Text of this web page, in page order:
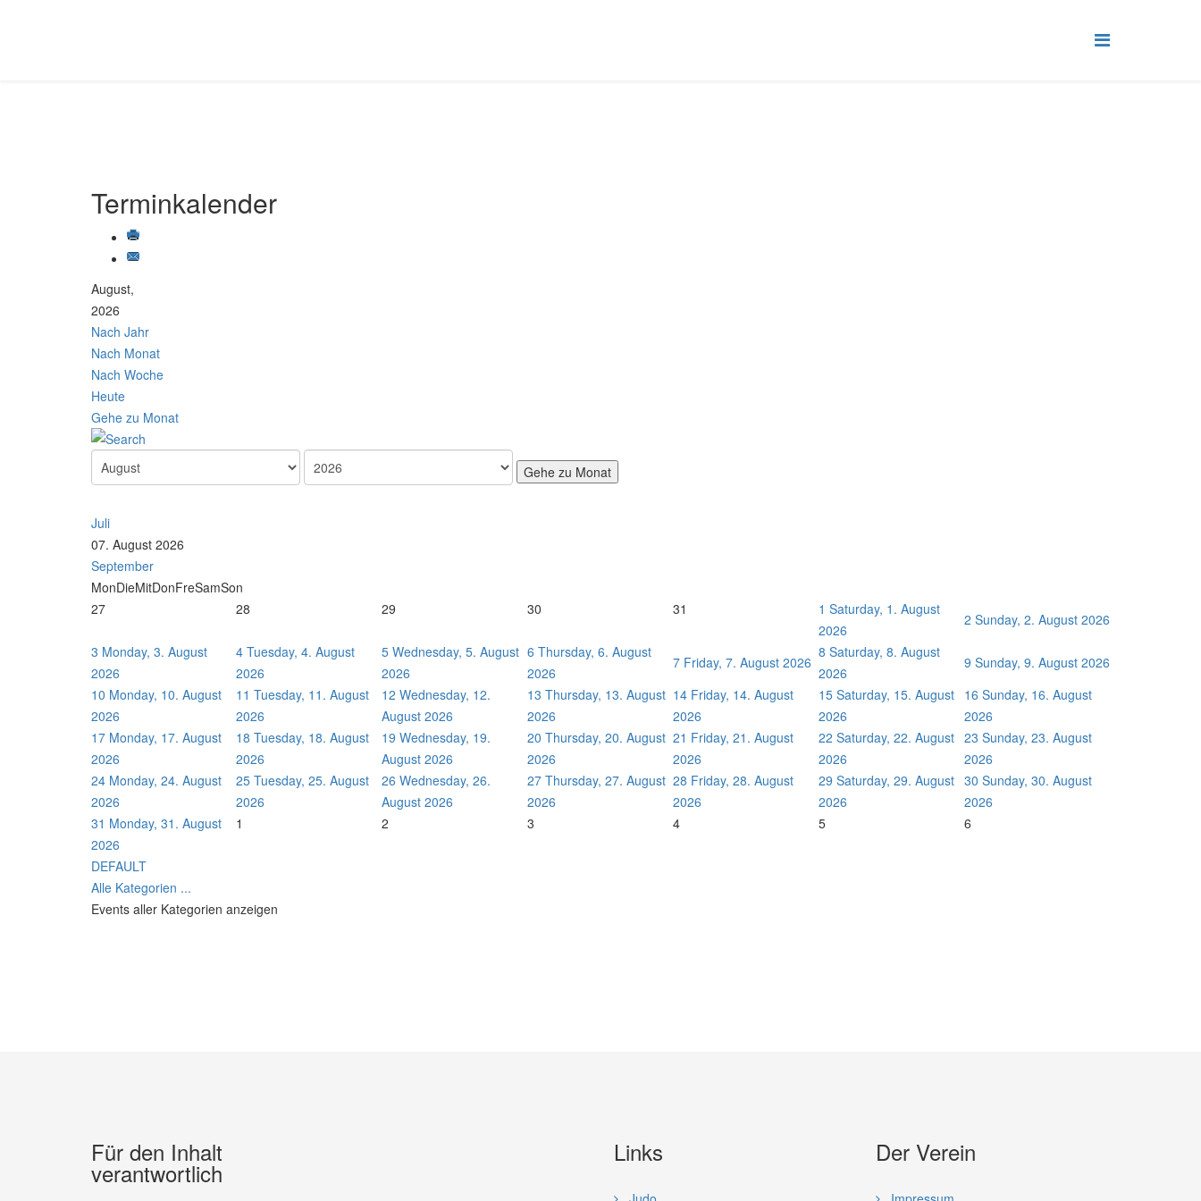
Terminkalender
August,
2026
Nach Jahr
Nach Monat
Nach Woche
Heute
Gehe zu Monat
Gehe zu Monat
Juli
07. August 2026
September
MonDieMitDonFreSamSon
27
28 29 30 31 1 Saturday, 1. August
2026
2 Sunday, 2. August 2026
3 Monday, 3. August
2026
4 Tuesday, 4. August
2026
5 Wednesday, 5. August
2026
6 Thursday, 6. August
2026
7 Friday, 7. August 2026
8 Saturday, 8. August
2026
9 Sunday, 9. August 2026
10 Monday, 10. August
2026
11 Tuesday, 11. August
2026
12 Wednesday, 12.
August 2026
13 Thursday, 13. August
2026
14 Friday, 14. August
2026
15 Saturday, 15. August
2026
16 Sunday, 16. August
2026
17 Monday, 17. August
2026
18 Tuesday, 18. August
2026
19 Wednesday, 19.
August 2026
20 Thursday, 20. August
2026
21 Friday, 21. August
2026
22 Saturday, 22. August
2026
23 Sunday, 23. August
2026
24 Monday, 24. August
2026
25 Tuesday, 25. August
2026
26 Wednesday, 26.
August 2026
27 Thursday, 27. August
2026
28 Friday, 28. August
2026
29 Saturday, 29. August
2026
30 Sunday, 30. August
2026
31 Monday, 31. August
2026
1 2 3 4 5 6
DEFAULT
Alle Kategorien ...
Events aller Kategorien anzeigen
Für den Inhalt
verantwortlich
Links Der Verein